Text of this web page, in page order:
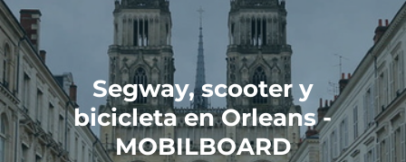
Segway, scooter y
bicicleta en Orleans -
MOBILBOARD